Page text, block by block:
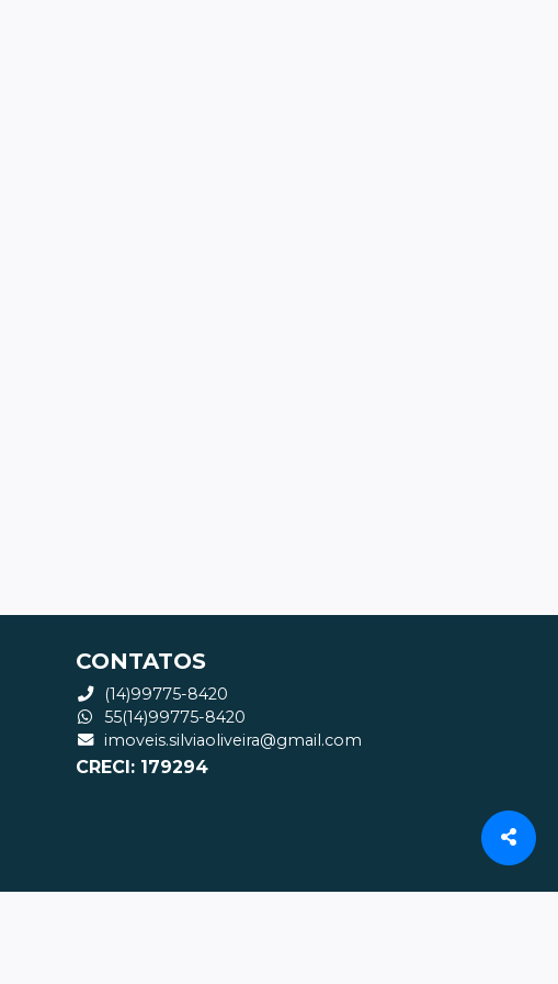
CONTATOS
(14)99775-8420
55(14)99775-8420
imoveis.silviaoliveira@gmail.com
CRECI: 179294